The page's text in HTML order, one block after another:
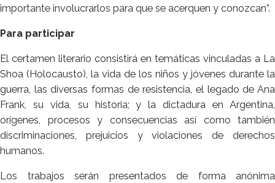
importante involucrarlos para que se acerquen y conozcan”.
Para participar
El certamen literario consistirá en temáticas vinculadas a La
Shoa (Holocausto), la vida de los niños y jóvenes durante la
guerra, las diversas formas de resistencia, el legado de Ana
Frank, su vida, su historia; y la dictadura en Argentina,
orígenes, procesos y consecuencias así como también
discriminaciones, prejuicios y violaciones de derechos
humanos.
Los trabajos serán presentados de forma anónima